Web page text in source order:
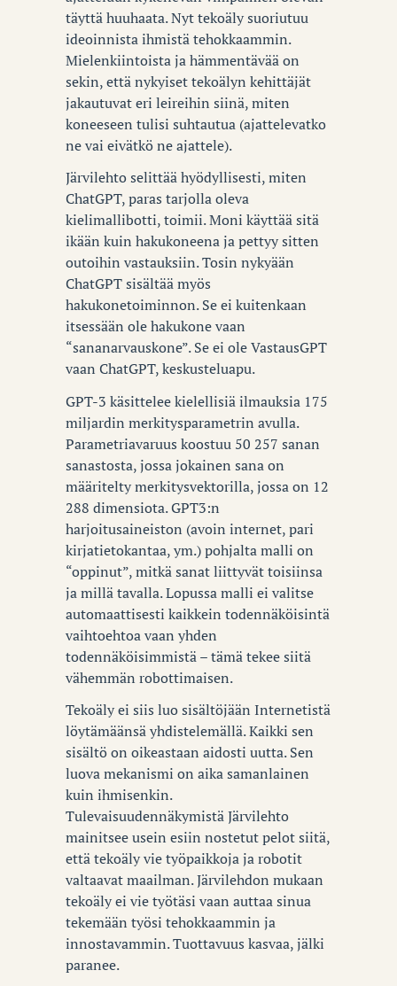
täyttä huuhaata. Nyt tekoäly suoriutuu
ideoinnista ihmistä tehokkaammin.
Mielenkiintoista ja hämmentävää on
sekin, että nykyiset tekoälyn kehittäjät
jakautuvat eri leireihin siinä, miten
koneeseen tulisi suhtautua (ajattelevatko
ne vai eivätkö ne ajattele).
Järvilehto selittää hyödyllisesti, miten
ChatGPT, paras tarjolla oleva
kielimallibotti, toimii. Moni käyttää sitä
ikään kuin hakukoneena ja pettyy sitten
outoihin vastauksiin. Tosin nykyään
ChatGPT sisältää myös
hakukonetoiminnon. Se ei kuitenkaan
itsessään ole hakukone vaan
“sananarvauskone”. Se ei ole VastausGPT
vaan ChatGPT, keskusteluapu.
GPT-3 käsittelee kielellisiä ilmauksia 175
miljardin merkitysparametrin avulla.
Parametriavaruus koostuu 50 257 sanan
sanastosta, jossa jokainen sana on
määritelty merkitysvektorilla, jossa on 12
288 dimensiota. GPT3:n
harjoitusaineiston (avoin internet, pari
kirjatietokantaa, ym.) pohjalta malli on
“oppinut”, mitkä sanat liittyvät toisiinsa
ja millä tavalla. Lopussa malli ei valitse
automaattisesti kaikkein todennäköisintä
vaihtoehtoa vaan yhden
todennäköisimmistä – tämä tekee siitä
vähemmän robottimaisen.
Tekoäly ei siis luo sisältöjään Internetistä
löytämäänsä yhdistelemällä. Kaikki sen
sisältö on oikeastaan aidosti uutta. Sen
luova mekanismi on aika samanlainen
kuin ihmisenkin.
Tulevaisuudennäkymistä Järvilehto
mainitsee usein esiin nostetut pelot siitä,
että tekoäly vie työpaikkoja ja robotit
valtaavat maailman. Järvilehdon mukaan
tekoäly ei vie työtäsi vaan auttaa sinua
tekemään työsi tehokkaammin ja
innostavammin. Tuottavuus kasvaa, jälki
paranee.